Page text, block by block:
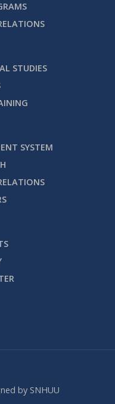
STUDIES
SYSTEM
by SNHUU